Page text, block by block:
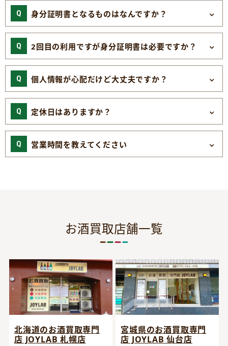
身分証明書となるものはなんですか？
2回目の利用ですが身分証明書は必要ですか？
個人情報が心配だけど大丈夫ですか？
定休日はありますか？
営業時間を教えてください
お酒買取店舗一覧
北海道のお酒買取専門
店 JOYLAB 札幌店
宮城県のお酒買取専門
店 JOYLAB 仙台店